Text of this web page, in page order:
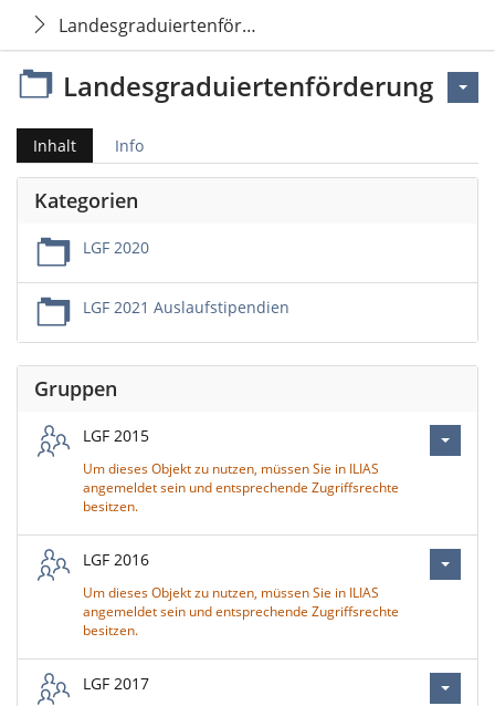
Landesgraduiertenförderung
Landesgraduiertenförderung
Inhalt Info
Kategorien
LGF 2020
LGF 2021 Auslaufstipendien
Gruppen
LGF 2015
Um dieses Objekt zu nutzen, müssen Sie in ILIAS
angemeldet sein und entsprechende Zugriffsrechte
besitzen.
LGF 2016
Um dieses Objekt zu nutzen, müssen Sie in ILIAS
angemeldet sein und entsprechende Zugriffsrechte
besitzen.
LGF 2017